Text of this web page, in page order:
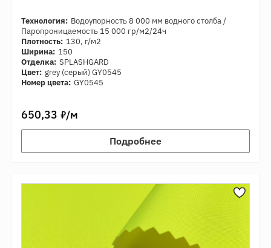
Технология: Водоупорность 8 000 мм водного столба /
Паропроницаемость 15 000 гр/м2/24ч
Плотность: 130, г/м2
Ширина: 150
Отделка: SPLASHGARD
Цвет: grеy (серый) GY0545
Номер цвета: GY0545
650,33 7/м
Подробнее